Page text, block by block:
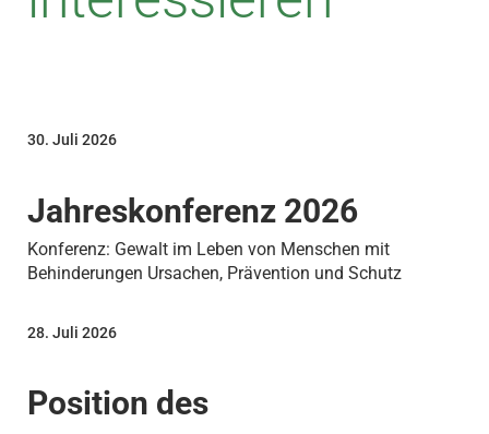
Jahreskonferenz 2026
30. Juli 2026
Konferenz: Gewalt im Leben von Menschen mit
Behinderungen Ursachen, Prävention und Schutz
Position des
28. Juli 2026